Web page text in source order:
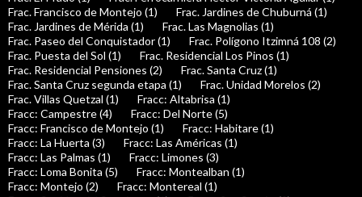
Frac. Francisco de Montejo (1)
Frac. Jardines de Chuburná (1)
Frac. Jardines de Mérida (1)
Frac. Las Magnolias (1)
Frac. Paseo del Conquistador (1)
Frac. Polígono Itzimná 108 (2)
Frac. Puesta del Sol (1)
Frac. Residencial Los Pinos (1)
Frac. Residencial Pensiones (2)
Frac. Santa Cruz (1)
Frac. Santa Cruz segunda etapa (1)
Frac. Unidad Morelos (2)
Frac. Villas Quetzal (1)
Fracc: Altabrisa (1)
Fracc: Campestre (4)
Fracc: Del Norte (5)
Fracc: Francisco de Montejo (1)
Fracc: Habitare (1)
Fracc: La Huerta (3)
Fracc: Las Américas (1)
Fracc: Las Palmas (1)
Fracc: Limones (3)
Fracc: Loma Bonita (5)
Fracc: Montealban (1)
Fracc: Montejo (2)
Fracc: Montereal (1)